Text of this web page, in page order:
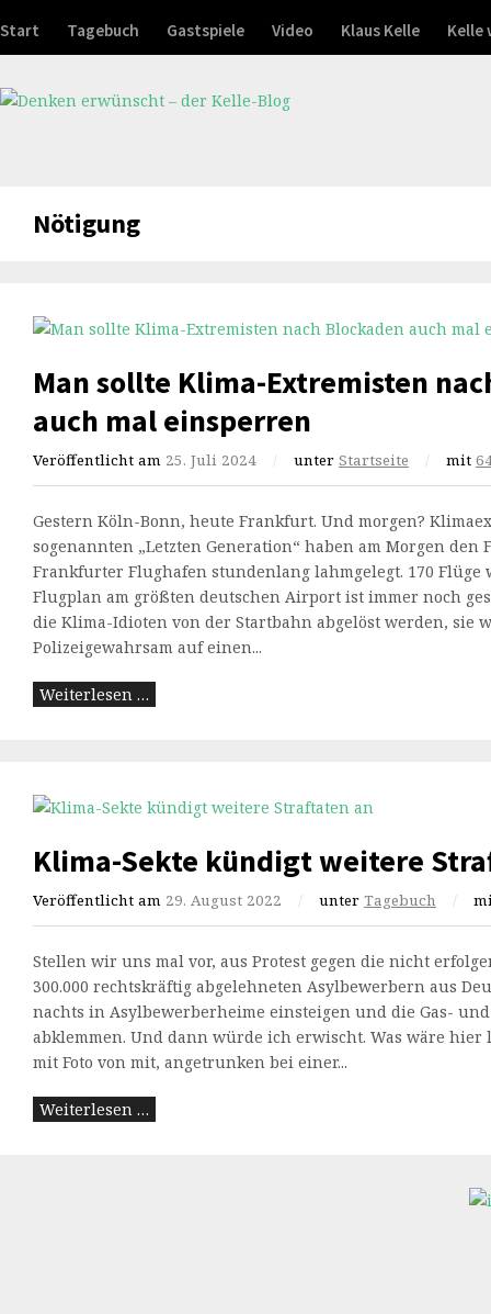
Start Tagebuch Gastspiele Video Klaus Kelle Kelle
Nötigung
Man sollte Klima-Extremisten
auch mal einsperren
Veröffentlicht am 25. Juli 2024 / unter Startseite / mit
Gestern Köln-Bonn, heute Frankfurt. Und morgen?
sogenannten „Letzten Generation“ haben am Morgen den
Frankfurter Flughafen stundenlang lahmgelegt. 170
Flugplan am größten deutschen Airport ist immer noch
die Klima-Idioten von der Startbahn abgelöst werden, sie
Polizeigewahrsam auf einen...
Weiterlesen …
Klima-Sekte kündigt weitere
Veröffentlicht am 29. August 2022 / unter Tagebuch /
Stellen wir uns mal vor, aus Protest gegen die nicht
300.000 rechtskräftig abgelehneten Asylbewerbern aus
nachts in Asylbewerberheime einsteigen und die Gas-
abklemmen. Und dann würde ich erwischt. Was wäre hier
mit Foto von mit, angetrunken bei einer...
Weiterlesen …